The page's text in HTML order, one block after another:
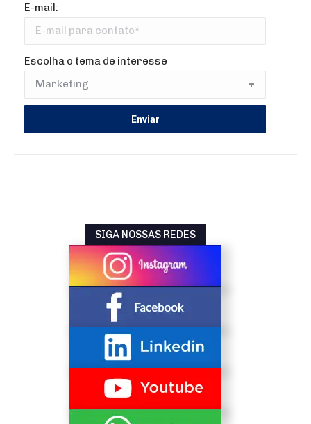
E-mail:
Escolha o tema de interesse
SIGA NOSSAS REDES